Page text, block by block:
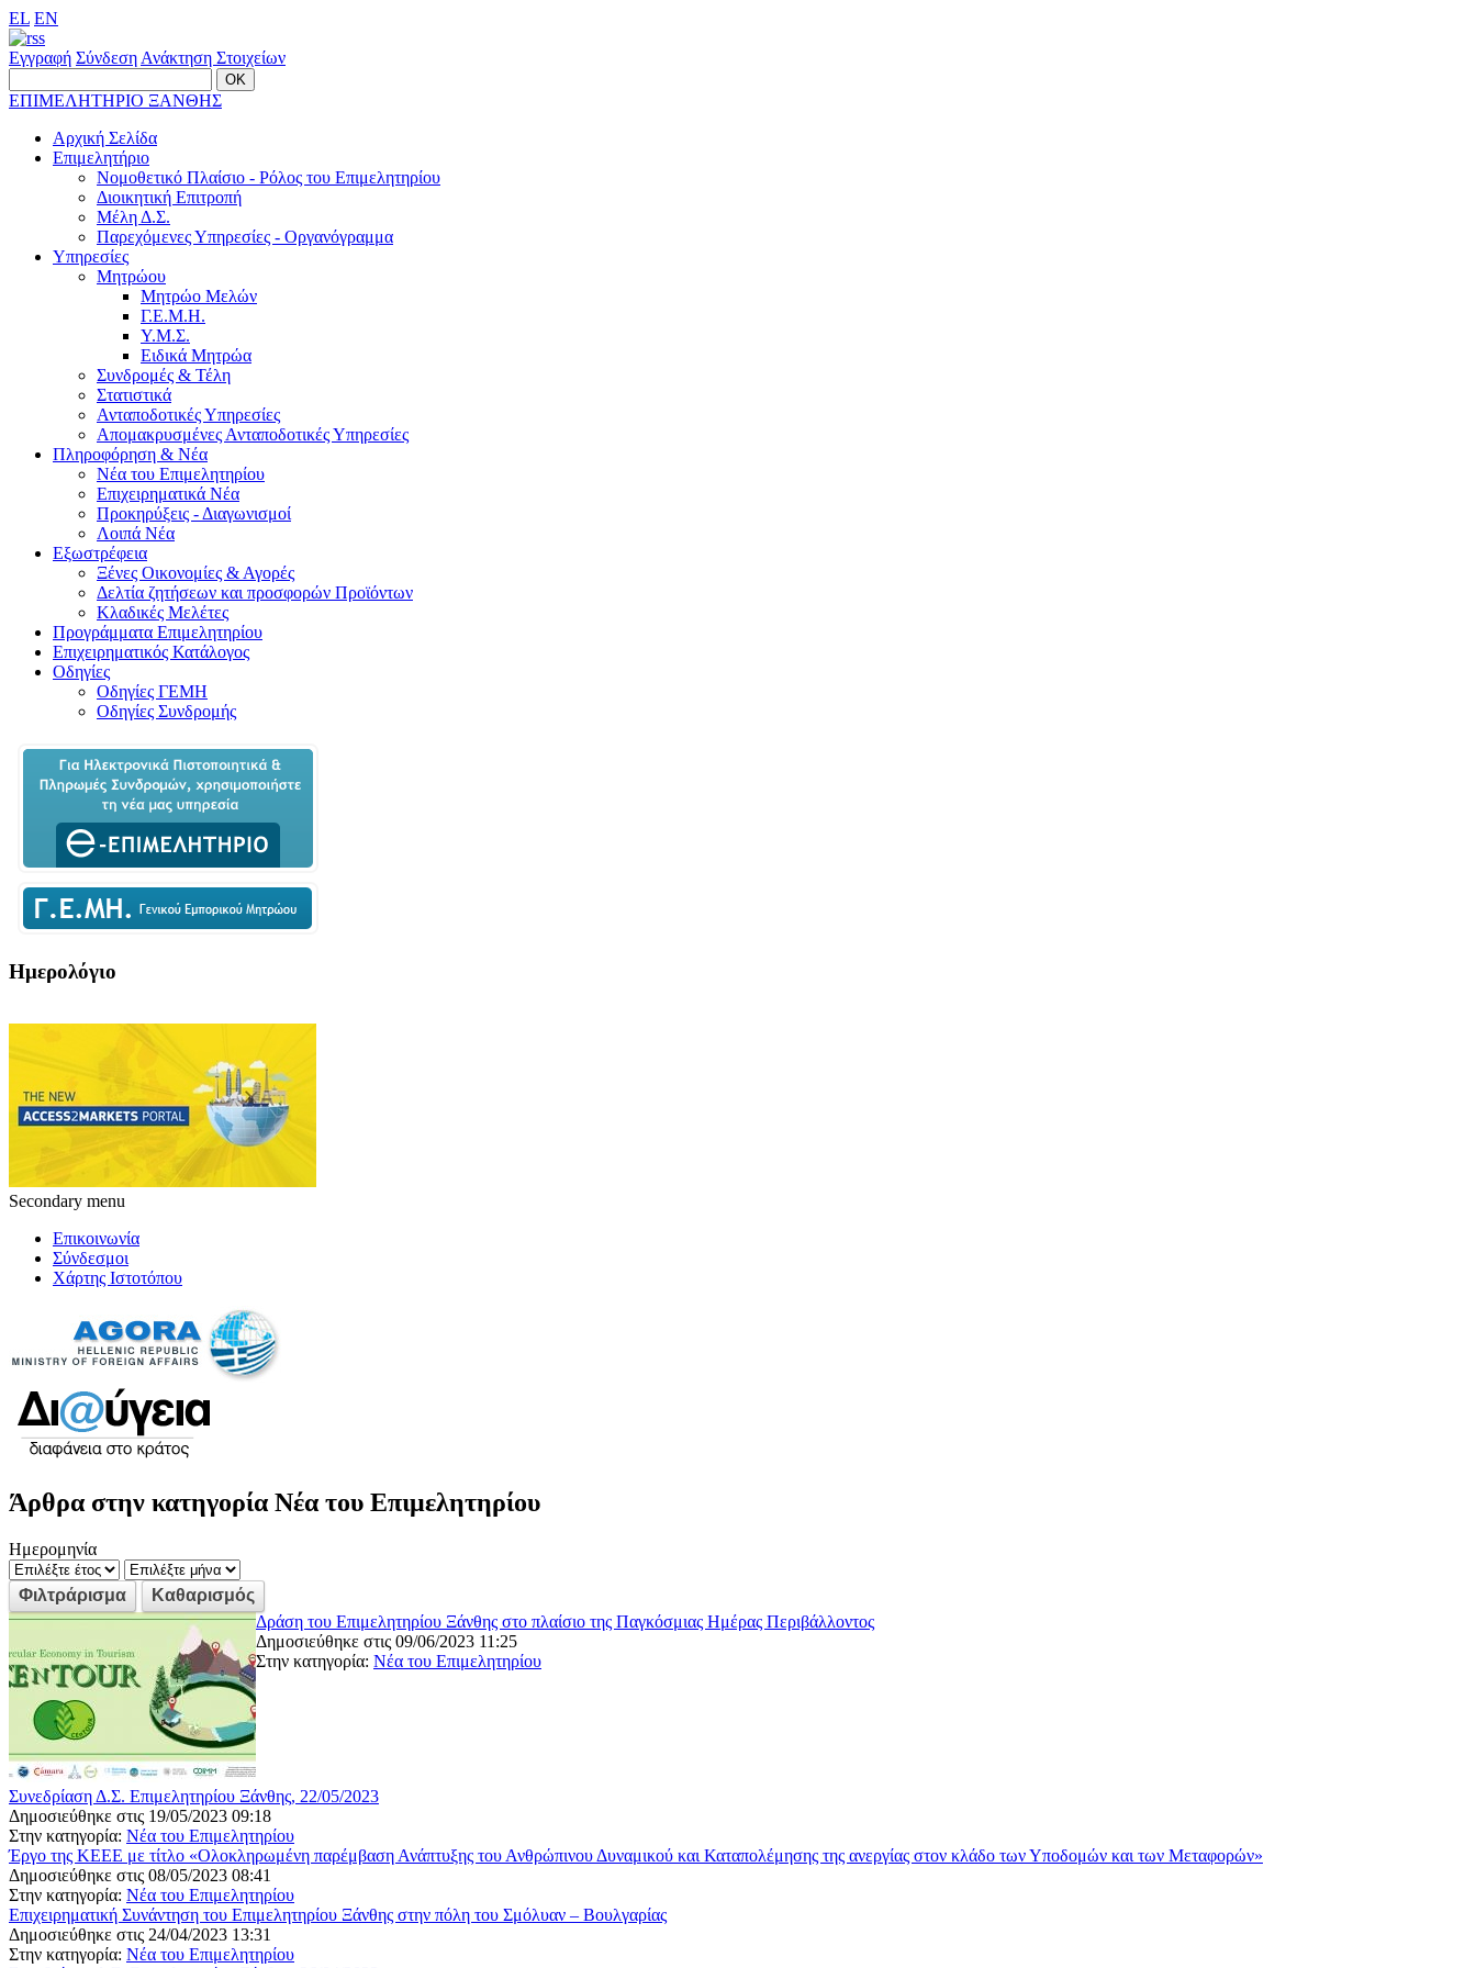
EL EN
Εγγραφή Σύνδεση Ανάκτηση Στοιχείων
ΕΠΙΜΕΛΗΤΗΡΙΟ ΞΑΝΘΗΣ
Αρχική Σελίδα
Επιμελητήριο
Νομοθετικό Πλαίσιο - Ρόλος του Επιμελητηρίου
Διοικητική Επιτροπή
Μέλη Δ.Σ.
Παρεχόμενες Υπηρεσίες - Οργανόγραμμα
Υπηρεσίες
Μητρώου
Μητρώο Μελών
Γ.Ε.Μ.Η.
Υ.Μ.Σ.
Ειδικά Μητρώα
Συνδρομές & Τέλη
Στατιστικά
Ανταποδοτικές Υπηρεσίες
Απομακρυσμένες Ανταποδοτικές Υπηρεσίες
Πληροφόρηση & Νέα
Νέα του Επιμελητηρίου
Επιχειρηματικά Νέα
Προκηρύξεις - Διαγωνισμοί
Λοιπά Νέα
Εξωστρέφεια
Ξένες Οικονομίες & Αγορές
Δελτία ζητήσεων και προσφορών Προϊόντων
Κλαδικές Μελέτες
Προγράμματα Επιμελητηρίου
Επιχειρηματικός Κατάλογος
Οδηγίες
Οδηγίες ΓΕΜΗ
Οδηγίες Συνδρομής
Ημερολόγιο
Secondary menu
Επικοινωνία
Σύνδεσμοι
Χάρτης Ιστοτόπου
Άρθρα στην κατηγορία Νέα του Επιμελητηρίου
Ημερομηνία
Δράση του Επιμελητηρίου Ξάνθης στο πλαίσιο της Παγκόσμιας Ημέρας Περιβάλλοντος
Δημοσιεύθηκε στις 09/06/2023 11:25
Στην κατηγορία: Νέα του Επιμελητηρίου
Συνεδρίαση Δ.Σ. Επιμελητηρίου Ξάνθης, 22/05/2023
Δημοσιεύθηκε στις 19/05/2023 09:18
Στην κατηγορία: Νέα του Επιμελητηρίου
Έργο της ΚΕΕΕ με τίτλο «Ολοκληρωμένη παρέμβαση Ανάπτυξης του Ανθρώπινου Δυναμικού και Καταπολέμησης της ανεργίας στον κλάδο των Υποδομών και των Μεταφορών»
Δημοσιεύθηκε στις 08/05/2023 08:41
Στην κατηγορία: Νέα του Επιμελητηρίου
Επιχειρηματική Συνάντηση του Επιμελητηρίου Ξάνθης στην πόλη του Σμόλυαν – Βουλγαρίας
Δημοσιεύθηκε στις 24/04/2023 13:31
Στην κατηγορία: Νέα του Επιμελητηρίου